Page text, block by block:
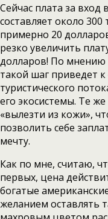
Сейчас плата за
составляет около
примерно 20
резко увеличить
долларов! По мнению
такой шаг приведет
туристического
его экосистемы. Те
«вылезти из кожи»,
позволить себе
мечту.
Как по мне, считаю,
первых, цена
богатые
желанием оставлять